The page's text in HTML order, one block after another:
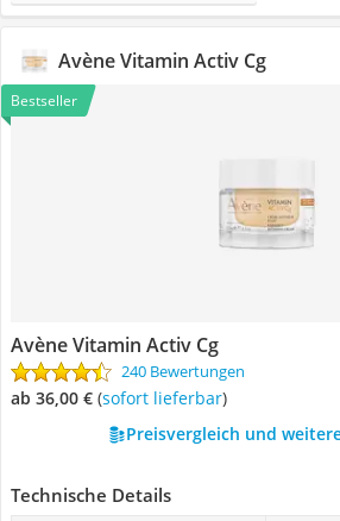
Avène Vitamin Activ Cg
Bestseller
Avène Vitamin Activ Cg
240 Bewertungen
ab 36,00 € ( Sofort lieferbar)
Preisvergleich und
Technische Details